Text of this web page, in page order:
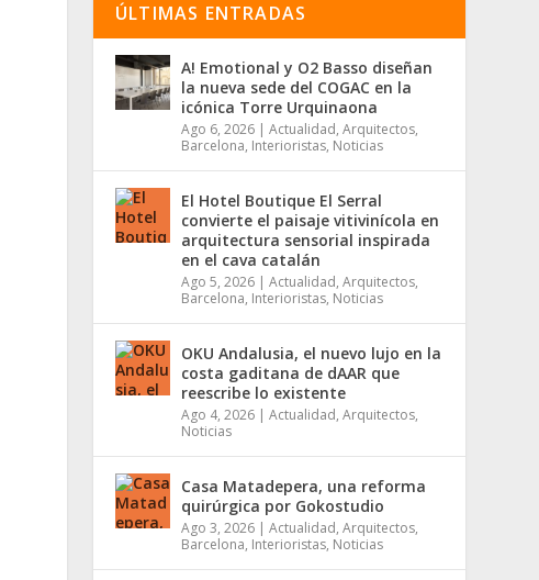
ÚLTIMAS ENTRADAS
A! Emotional y O2 Basso diseñan
la nueva sede del COGAC en la
icónica Torre Urquinaona
Ago 6, 2026 | Actualidad, Arquitectos,
Barcelona, Interioristas, Noticias
El Hotel Boutique El Serral
convierte el paisaje vitivinícola en
arquitectura sensorial inspirada
en el cava catalán
Ago 5, 2026 | Actualidad, Arquitectos,
Barcelona, Interioristas, Noticias
OKU Andalusia, el nuevo lujo en la
costa gaditana de dAAR que
reescribe lo existente
Ago 4, 2026 | Actualidad, Arquitectos,
Noticias
Casa Matadepera, una reforma
quirúrgica por Gokostudio
Ago 3, 2026 | Actualidad, Arquitectos,
Barcelona, Interioristas, Noticias